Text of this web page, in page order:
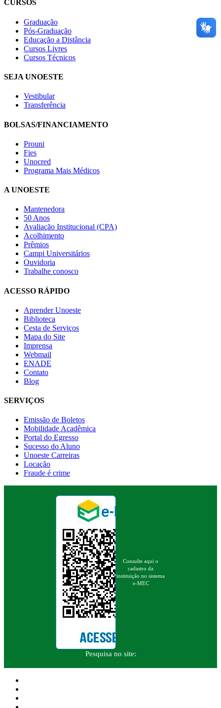
CURSOS
Graduação
Pós-Graduação
Educação a Distância
Cursos Livres
Cursos Técnicos
SEJA UNOESTE
Vestibular
Transferência
BOLSAS/FINANCIAMENTO
Prouni
Fies
Unocred
Programa Mais Médicos
A UNOESTE
Mantenedora
50 Anos
Avaliação Institucional (CPA)
Acolhimento
Prêmios
Campi Universitários
Ouvidoria
Trabalhe conosco
ACESSO RÁPIDO
Aprender Unoeste
Biblioteca
Cesta de Serviços
Mapa do Site
Imprensa
Webmail
ENADE
Contato
Blog
SERVIÇOS
Emissão de Boletos
Mobilidade Acadêmica
Portal do Egresso
Sucesso do Aluno
Unoeste Carreiras
Locação
Fraude é crime
Consulte aqui o
cadastro da
instituição no sistema
e-MEC
Pesquisa no site: